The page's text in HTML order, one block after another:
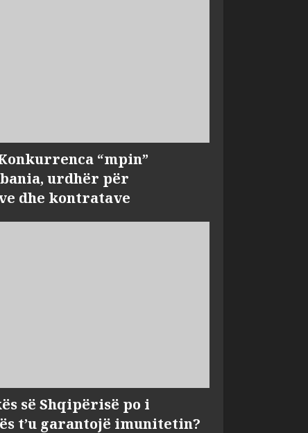
“mpin”
urdhër për
dhe kontratave
së Shqipërisë po i
t’u garantojë imunitetin?